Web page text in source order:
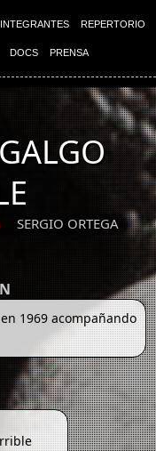
INTEGRANTES REPERTORIO
DOCS PRENSA
SERGIO ORTEGA
1969 acompañando